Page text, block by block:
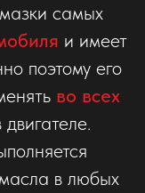
самых
и имеет
поэтому его
во всех
в любых